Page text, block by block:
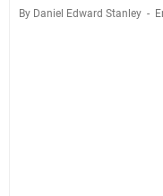
By Daniel Edward Stanley